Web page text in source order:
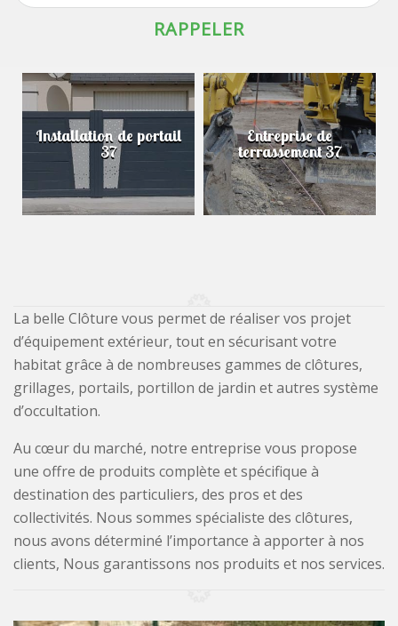
Installation de portail
37
Entreprise de
terrassement 37
La belle Clôture vous permet de réaliser vos projet
d’équipement extérieur, tout en sécurisant votre
habitat grâce à de nombreuses gammes de clôtures,
grillages, portails, portillon de jardin et autres système
d’occultation.
Au cœur du marché, notre entreprise vous propose
une offre de produits complète et spécifique à
destination des particuliers, des pros et des
collectivités. Nous sommes spécialiste des clôtures,
nous avons déterminé l’importance à apporter à nos
clients, Nous garantissons nos produits et nos services.